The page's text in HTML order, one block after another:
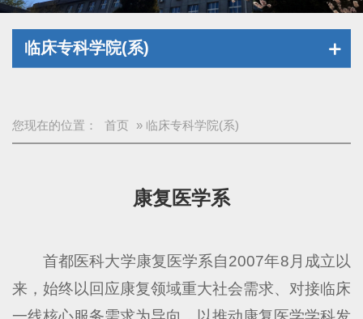
临床专科学院(系)
您现在的位置： 首页 » 临床专科学院(系)
康复医学系
首都医科大学康复医学系自2007年8月成立以
来，始终以回应康复领域重大社会需求、对接临床